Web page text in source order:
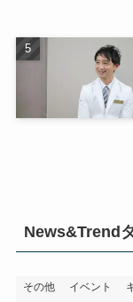
News&Trend
その他 イベント